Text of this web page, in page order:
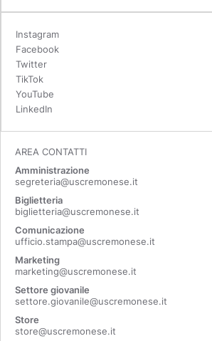
Instagram
Facebook
Twitter
TikTok
YouTube
LinkedIn
AREA CONTATTI
Amministrazione
segreteria@uscremonese.it
Biglietteria
biglietteria@uscremonese.it
Comunicazione
ufficio.stampa@uscremonese.it
Marketing
marketing@uscremonese.it
Settore giovanile
settore.giovanile@uscremonese.it
Store
store@uscremonese.it